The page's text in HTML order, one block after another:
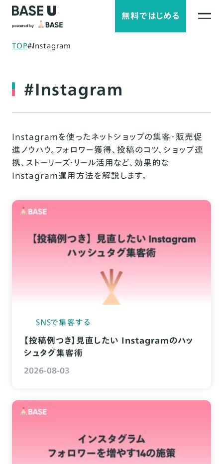
無料ではじめる
TOP#Instagram
#Instagram
Instagramを使ったネットショップの集客・販売促
進ノウハウ。フォロワー獲得、投稿のコツ、ショップ連
携、ストーリーズ・リール活用など、効果的な
Instagram運用方法を解説します。
SNSで集客する
【投稿例つき】見直したい Instagramのハッ
シュタグ集客術
2026-08-03